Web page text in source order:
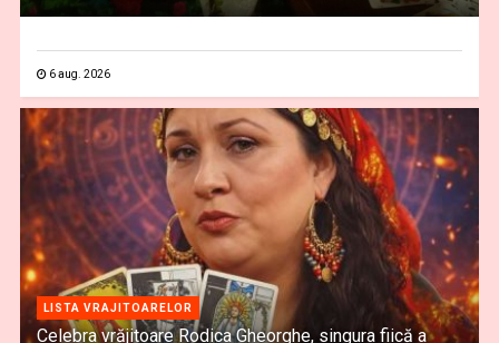
6 aug. 2026
LISTA VRAJITOARELOR
Celebra vrăjitoare Rodica Gheorghe, singura fiică a